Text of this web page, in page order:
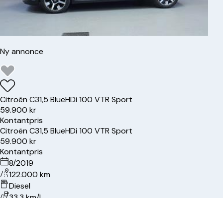
Ny annonce
CitroënC31,5 BlueHDi 100 VTR Sport
59.900 kr
Kontantpris
CitroënC31,5 BlueHDi 100 VTR Sport
59.900 kr
Kontantpris
8/2019
122.000 km
Diesel